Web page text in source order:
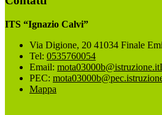
ITS “Ignazio Calvi”
Via Digione, 20 41034 Finale
Tel: 0535760054
Email: mota03000b@istruzione.it
PEC:
Mappa